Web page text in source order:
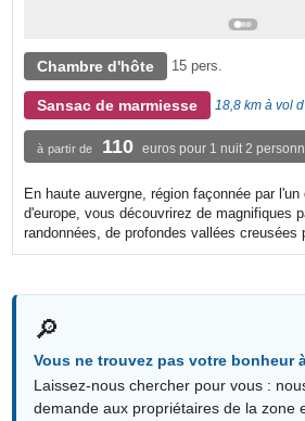
Chambre d'hôte 15 pers.
Sansac de marmiesse 18,8 km à vol
à partir de 110 euros pour 1 nuit 2
En haute auvergne, région façonnée par
d'europe, vous découvrirez de magnifiques
randonnées, de profondes vallées creusées
🔎
Vous ne trouvez pas votre bonheur
Laissez-nous chercher pour vous :
demande aux propriétaires de la zone